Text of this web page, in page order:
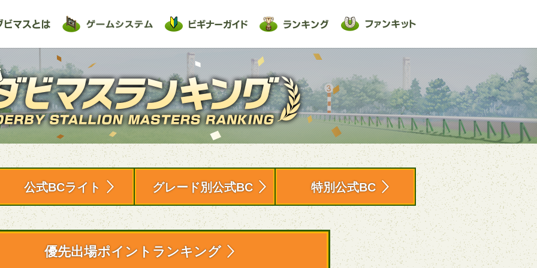
公式BCライト グレード別公式BC 特別公式BC
優先出場ポイントランキング